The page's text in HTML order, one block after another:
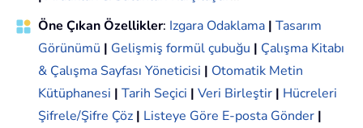
Öne Çıkan Özellikler: Izgara Odaklama | Tasarım
Görünümü | Gelişmiş formül çubuğu | Çalışma Kitabı
& Çalışma Sayfası Yöneticisi | Otomatik Metin
Kütüphanesi | Tarih Seçici | Veri Birleştir | Hücreleri
Şifrele/Şifre Çöz | Listeye Göre E-posta Gönder |